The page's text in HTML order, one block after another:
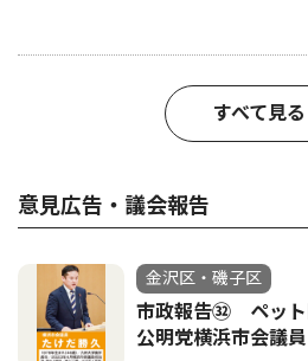
すべて見る
意見広告・議会報告
金沢区・磯子区
市政報告㉜ ペッ
公明党横浜市会議